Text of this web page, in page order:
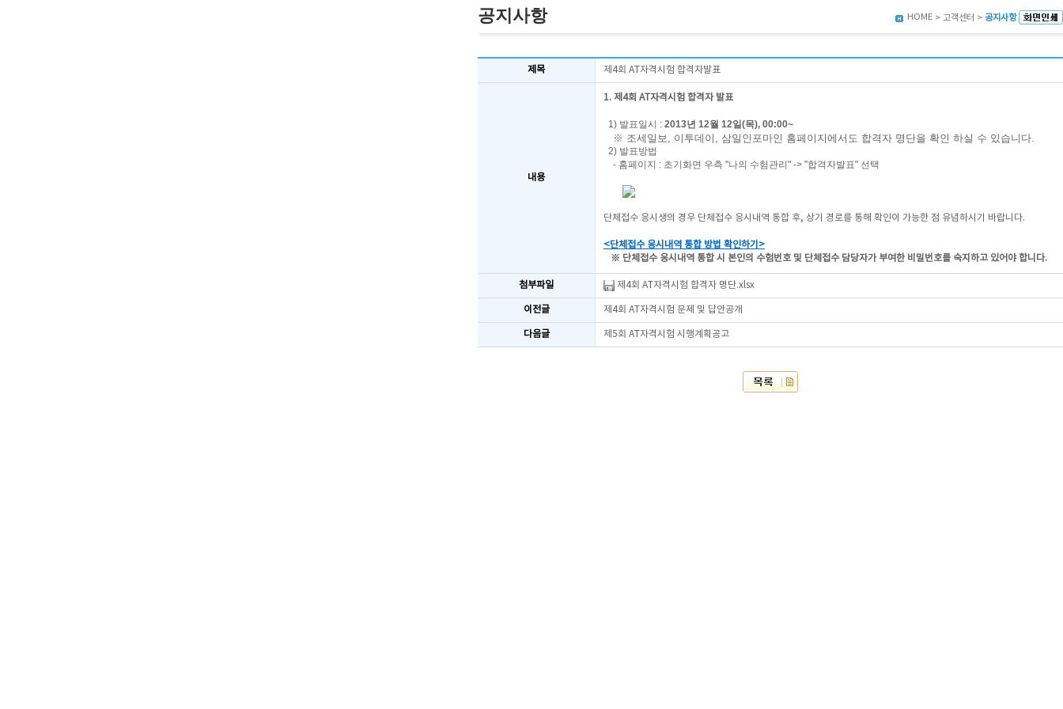
공지사항 HOME > 고객센터 > 공지사항
제목 제4회 AT자격시험 합격자발표
내용
1. 제4회 AT자격시험 합격자 발표
1) 발표일시 : 2013년 12월 12일(목), 00:00~
※ 조세일보, 이투데이, 삼일인포마인 홈페이지에서도 합격자 명단을 확인 하실 수 있습니다.
2) 발표방법
- 홈페이지 : 초기화면 우측 "나의 수험관리" -> "합격자발표" 선택
단체접수 응시생의 경우 단체접수 응시내역 통합 후, 상기 경로를 통해 확인이 가능한 점 유념하시기 바랍니다.
<단체접수 응시내역 통합 방법 확인하기>
※ 단체접수 응시내역 통합 시 본인의 수험번호 및 단체접수 담당자가 부여한 비밀번호를 숙지하고 있어야 합니다.
첨부파일 제4회 AT자격시험 합격자 명단.xlsx
이전글 제4회 AT자격시험 문제 및 답안공개
다음글 제5회 AT자격시험 시행계획공고